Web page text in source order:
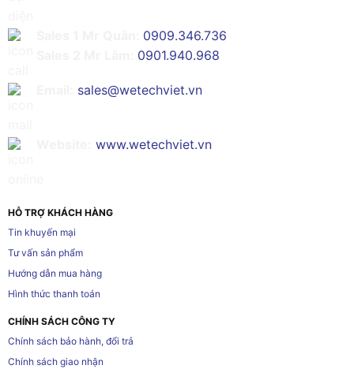
0909.346.736
0901.940.968
sales@wetechviet.vn
www.wetechviet.vn
HỖ TRỢ KHÁCH HÀNG
Tin khuyến mại
Tư vấn sản phẩm
Hướng dẫn mua hàng
Hình thức thanh toán
CHÍNH SÁCH CÔNG TY
Chính sách bảo hành, đổi trả
Chính sách giao nhận